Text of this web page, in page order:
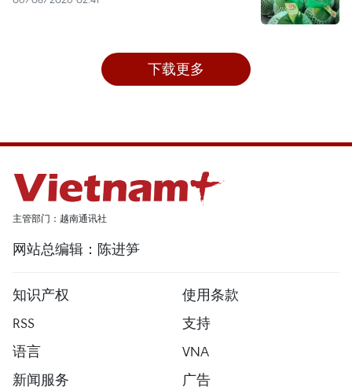
下载更多
主管部门：越南通讯社
网站总编辑：陈进笋
知识产权
使用条款
RSS
支持
语言
VNA
新闻服务
广告